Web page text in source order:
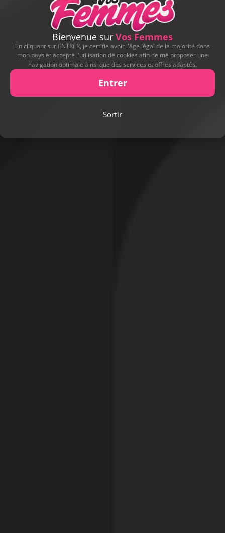
Bienvenue sur Vos Femmes
En cliquant sur ENTRER, je certifie avoir l'âge légal de la majorité dans
mon pays et accepte l'utilisation de cookies afin de me proposer une
navigation optimale ainsi que des services et offres adaptés.
Entrer
Sortir